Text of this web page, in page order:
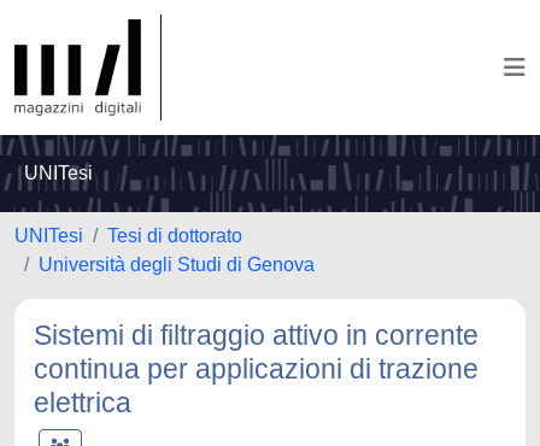
UNITesi
UNITesi
Tesi di dottorato
Università degli Studi di Genova
Sistemi di filtraggio attivo in corrente
continua per applicazioni di trazione
elettrica